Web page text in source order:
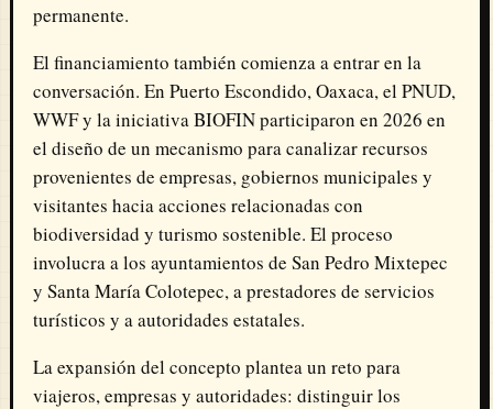
permanente.
El financiamiento también comienza a entrar en la
conversación. En Puerto Escondido, Oaxaca, el PNUD,
WWF y la iniciativa BIOFIN participaron en 2026 en
el diseño de un mecanismo para canalizar recursos
provenientes de empresas, gobiernos municipales y
visitantes hacia acciones relacionadas con
biodiversidad y turismo sostenible. El proceso
involucra a los ayuntamientos de San Pedro Mixtepec
y Santa María Colotepec, a prestadores de servicios
turísticos y a autoridades estatales.
La expansión del concepto plantea un reto para
viajeros, empresas y autoridades: distinguir los